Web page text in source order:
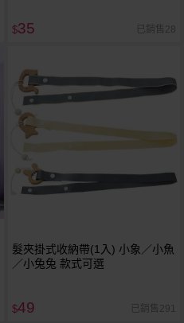
$35 已銷售28
髮夾掛式收納帶(1入) 小象／小魚
／小兔兔 款式可選
$49 已銷售291